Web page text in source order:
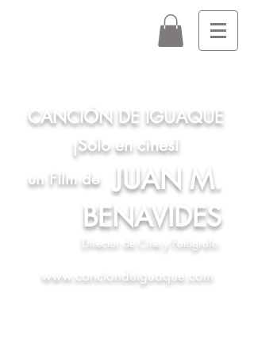
JUAN M.
BENAVIDES
Director de Cine y Fotógrafo
CANCIÓN DE IGUAQUE
¡Solo en cines!
un Film de
www.canciondeiguaque.com